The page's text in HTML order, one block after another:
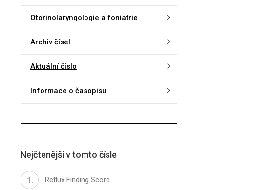
Otorinolaryngologie a foniatrie
Archiv čísel
Aktuální číslo
Informace o časopisu
Nejčtenější v tomto čísle
Reflux Finding Score